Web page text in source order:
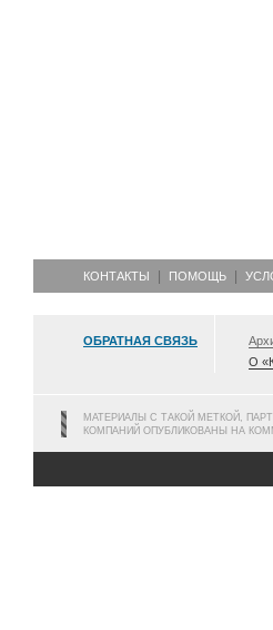
КОНТАКТЫ ПОМОЩЬ
ОБРАТНАЯ СВЯЗЬ
О
МАТЕРИАЛЫ С ТАКОЙ МЕТКОЙ,
КОМПАНИЙ ОПУБЛИКОВАНЫ НА